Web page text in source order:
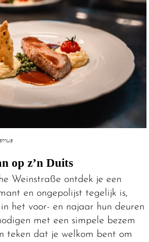
op z’n Duits
Weinstraße ontdek je een
en ongepolijst tegelijk is,
in het voor- en najaar hun deuren
met een simpele bezem
teken dat je welkom bent om